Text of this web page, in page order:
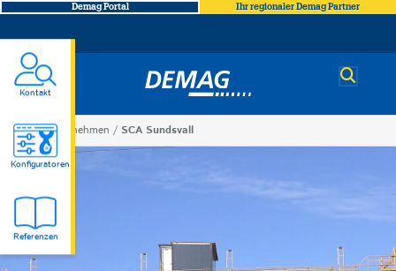
Demag Portal Ihr regionaler Demag Partner
Demag
You
are
here
Unternehmen SCA Sundsvall
Kontakt
Konfiguratoren
Referenzen
SCA
Sundsvall